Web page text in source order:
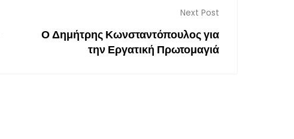
Next Post
Ο Δημήτρης Κωνσταντόπουλος για
την Εργατική Πρωτομαγιά